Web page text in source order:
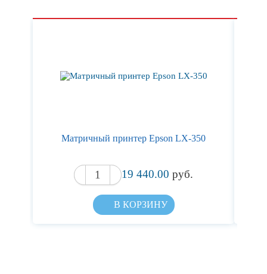
Матричный принтер Epson LX-350
19 440.00 руб.
В КОРЗИНУ